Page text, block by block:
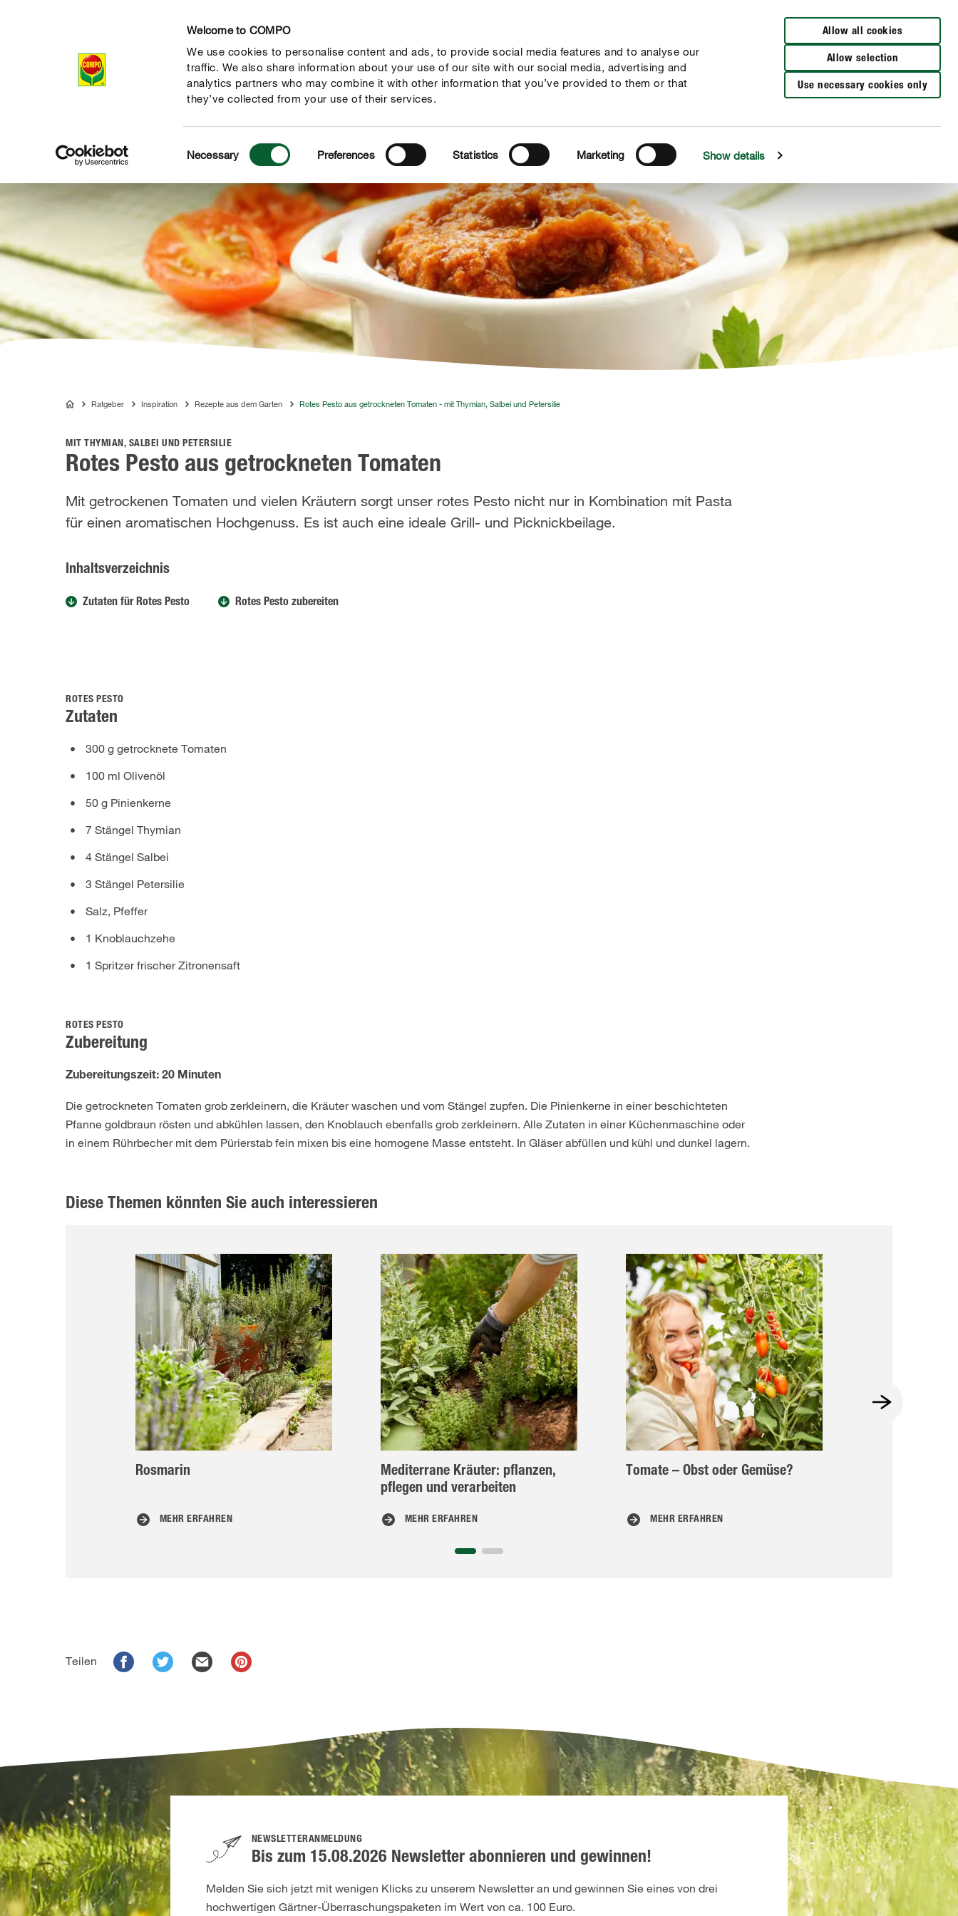
Welcome to COMPO
We use cookies to personalise content and ads, to provide social media features and to analyse our
traffic. We also share information about your use of our site with our social media, advertising and
analytics partners who may combine it with other information that you’ve provided to them or that
they’ve collected from your use of their services.
Selection
Necessary Preferences Statistics Marketing Show details
Allow all cookies
Allow selection
Use necessary cookies only
Produkte Ratgeber Themenwelten Service Unternehmen
COMPORatgeber Inspiration Rezepte aus dem Garten Rotes Pesto aus getrockneten Tomaten - mit Thymian, Salbei und Petersilie
MIT THYMIAN, SALBEI UND PETERSILIE
Rotes Pesto aus getrockneten Tomaten
Mit getrockenen Tomaten und vielen Kräutern sorgt unser rotes Pesto nicht nur in Kombination mit Pasta
für einen aromatischen Hochgenuss. Es ist auch eine ideale Grill- und Picknickbeilage.
Inhaltsverzeichnis
Zutaten für Rotes Pesto Rotes Pesto zubereiten
ROTES PESTO
Zutaten
300 g getrocknete Tomaten
100 ml Olivenöl
50 g Pinienkerne
7 Stängel Thymian
4 Stängel Salbei
3 Stängel Petersilie
Salz, Pfeffer
1 Knoblauchzehe
1 Spritzer frischer Zitronensaft
ROTES PESTO
Zubereitung
Zubereitungszeit: 20 Minuten
Die getrockneten Tomaten grob zerkleinern, die Kräuter waschen und vom Stängel zupfen. Die Pinienkerne in einer beschichteten
Pfanne goldbraun rösten und abkühlen lassen, den Knoblauch ebenfalls grob zerkleinern. Alle Zutaten in einer Küchenmaschine oder
in einem Rührbecher mit dem Pürierstab fein mixen bis eine homogene Masse entsteht. In Gläser abfüllen und kühl und dunkel lagern.
Diese Themen könnten Sie auch interessieren
Rosmarin
MEHR ERFAHREN
Mediterrane Kräuter: pflanzen,
pflegen und verarbeiten
MEHR ERFAHREN
Tomate – Obst oder Gemüse?
MEHR ERFAHREN
Teilen
NEWSLETTERANMELDUNG
Bis zum 15.08.2026 Newsletter abonnieren und gewinnen!
Melden Sie sich jetzt mit wenigen Klicks zu unserem Newsletter an und gewinnen Sie eines von drei
hochwertigen Gärtner-Überraschungspaketen im Wert von ca. 100 Euro.